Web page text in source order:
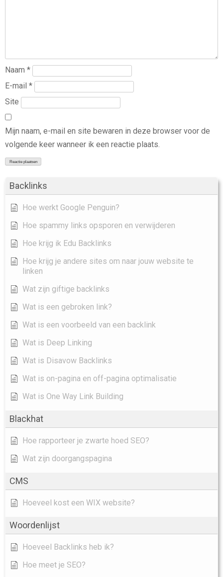
Backlinks
Hoe werkt Google Penguin?
Hoe spammy links opsporen en verwijderen
Hoe krijg ik Edu Backlinks
Hoe krijg je andere sites om naar jouw website te
linken
Wat zijn giftige backlinks
Wat is een gebroken link?
Wat is een voorbeeld van een backlink
Wat is Deep Linking
Wat is Disavow Backlinks
Wat is on-pagina en off-pagina optimalisatie
Wat is One Way Link Building
Blackhat
Hoe rapporteer je zwarte hoed SEO?
Wat zijn doorgangspagina
CMS
Hoeveel kost een WIX website?
Woordenlijst
Hoeveel Backlinks heb ik?
Hoe meet je SEO?
Naam *
E-mail *
Site
Mijn naam, e-mail en site bewaren in deze browser voor de
volgende keer wanneer ik een reactie plaats.